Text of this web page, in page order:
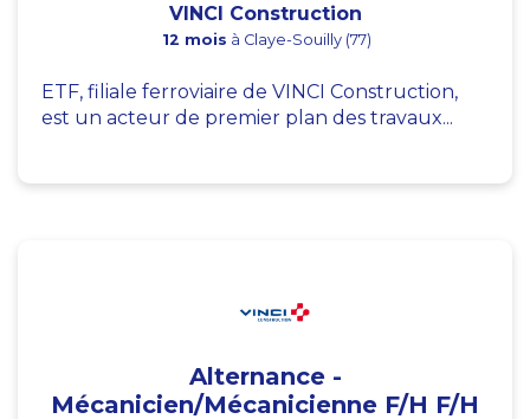
VINCI Construction
12 mois à Claye-Souilly (77)
ETF, filiale ferroviaire de VINCI Construction,
est un acteur de premier plan des travaux...
Alternance -
Mécanicien/Mécanicienne F/H F/H